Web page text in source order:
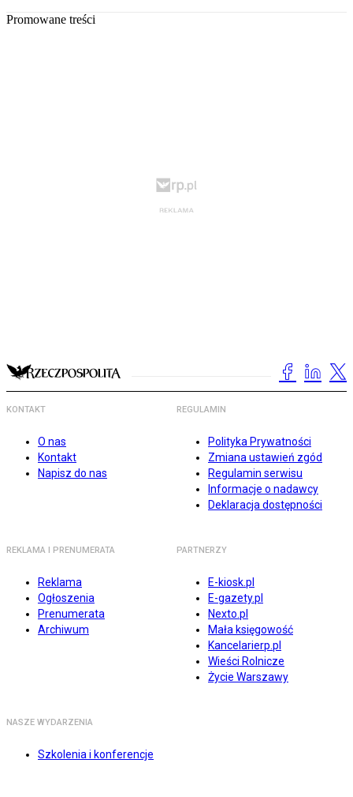
Promowane treści
KONTAKT
O nas
Kontakt
Napisz do nas
REGULAMIN
Polityka Prywatności
Zmiana ustawień zgód
Regulamin serwisu
Informacje o nadawcy
Deklaracja dostępności
REKLAMA I PRENUMERATA
Reklama
Ogłoszenia
Prenumerata
Archiwum
PARTNERZY
E-kiosk.pl
E-gazety.pl
Nexto.pl
Mała księgowość
Kancelarierp.pl
Wieści Rolnicze
Życie Warszawy
NASZE WYDARZENIA
Szkolenia i konferencje